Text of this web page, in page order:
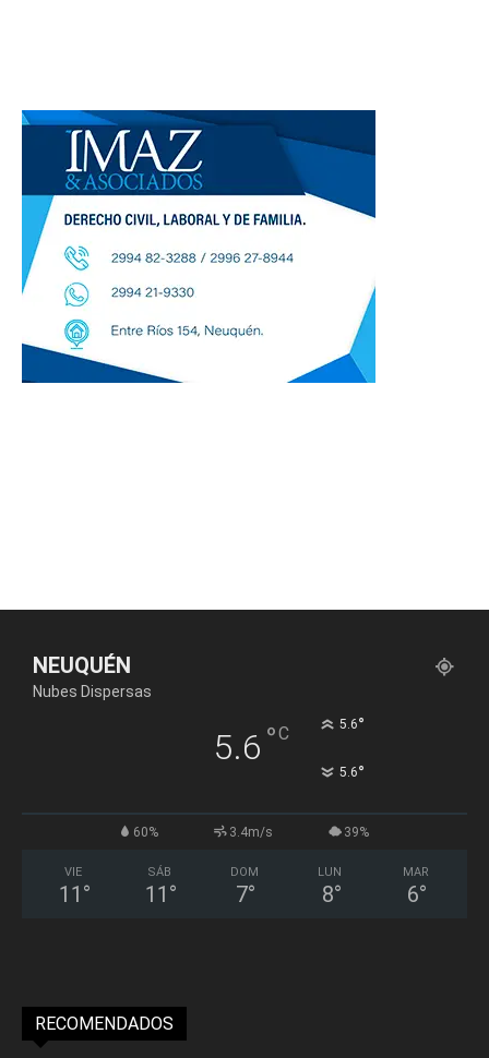
NEUQUÉN
Nubes Dispersas
5.6 °C 5.6°
5.6°
60% 3.4m/s 39%
VIE
11 °
SÁB
11 °
DOM
7°
LUN
8°
MAR
6°
RECOMENDADOS